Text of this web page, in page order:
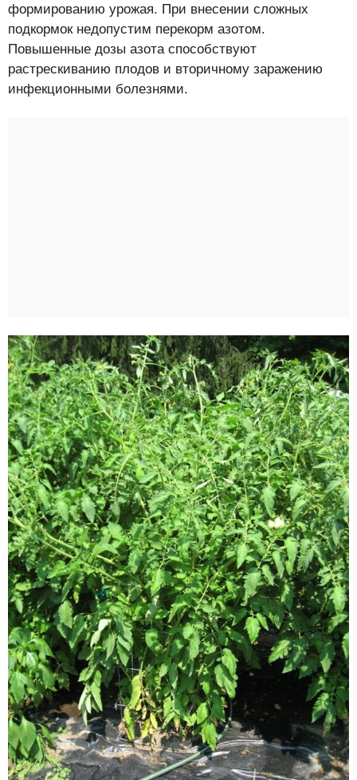
формированию урожая. При внесении сложных
подкормок недопустим перекорм азотом.
Повышенные дозы азота способствуют
растрескиванию плодов и вторичному заражению
инфекционными болезнями.